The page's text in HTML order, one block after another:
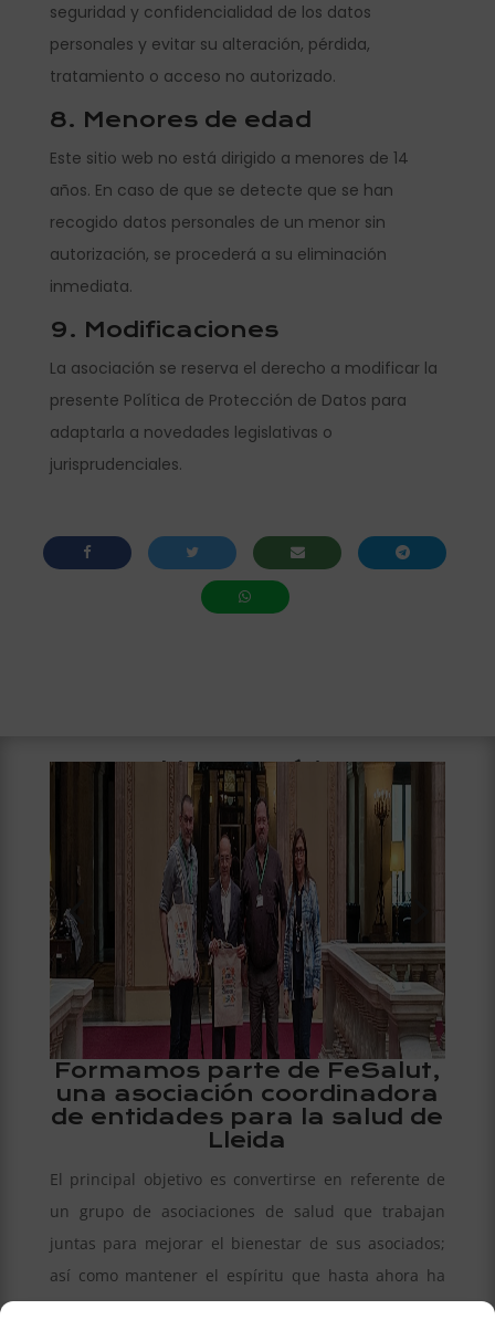
seguridad y confidencialidad de los datos
personales y evitar su alteración, pérdida,
tratamiento o acceso no autorizado.
8. Menores de edad
Este sitio web no está dirigido a menores de 14
años. En caso de que se detecte que se han
recogido datos personales de un menor sin
autorización, se procederá a su eliminación
inmediata.
9. Modificaciones
La asociación se reserva el derecho a modificar la
presente Política de Protección de Datos para
adaptarla a novedades legislativas o
jurisprudenciales.
Ultimas notícias
Formamos parte de FeSalut,
una asociación coordinadora
de entidades para la salud de
Lleida
El principal objetivo es convertirse en referente de
un grupo de asociaciones de salud que trabajan
juntas para mejorar el bienestar de sus asociados;
así como mantener el espíritu que hasta ahora ha
definido FeSalut. En definitiva, potenciar a la